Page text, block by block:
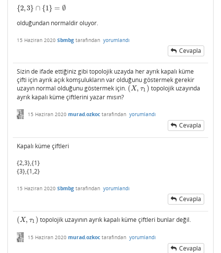
{2, 3} ∩ {1} = ∅
{2,3 }∩ {1}= ∅
olduğundan normaldir oluyor.
15 Haziran 2020 Sbmbg tarafından yorumlandı
Cevapla
Sizin de ifade ettiğiniz gibi topolojik uzayda her ayrık kapalı küme
çifti için ayrık açık komşulukların var olduğunu göstermek gerekir
uzayın normal olduğunu göstermek için. (X, τ1 )
(X,τ1)
topolojik uzayında
ayrık kapalı küme çiftlerini yazar mısın?
15 Haziran 2020 murad.ozkoc tarafından yorumlandı
Cevapla
Kapalı küme çiftleri
{2,3},{1}
{3},{1,2}
15 Haziran 2020 Sbmbg tarafından yorumlandı
Cevapla
(X, τ1 )
(X,τ1) topolojik uzayının ayrık kapalı küme çiftleri bunlar değil.
15 Haziran 2020 murad.ozkoc tarafından yorumlandı
Cevapla